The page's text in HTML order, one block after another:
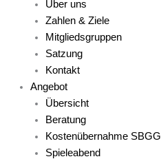
Über uns
Zahlen & Ziele
Mitgliedsgruppen
Satzung
Kontakt
Angebot
Übersicht
Beratung
Kostenübernahme SBGG
Spieleabend